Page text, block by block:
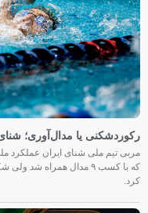
رکوردشکنی یا مدال‌آوری؛ شنای
مربی تیم ملی شنای ایران عملکرد
که با کسب ۹ مدال همراه شد
کرد.